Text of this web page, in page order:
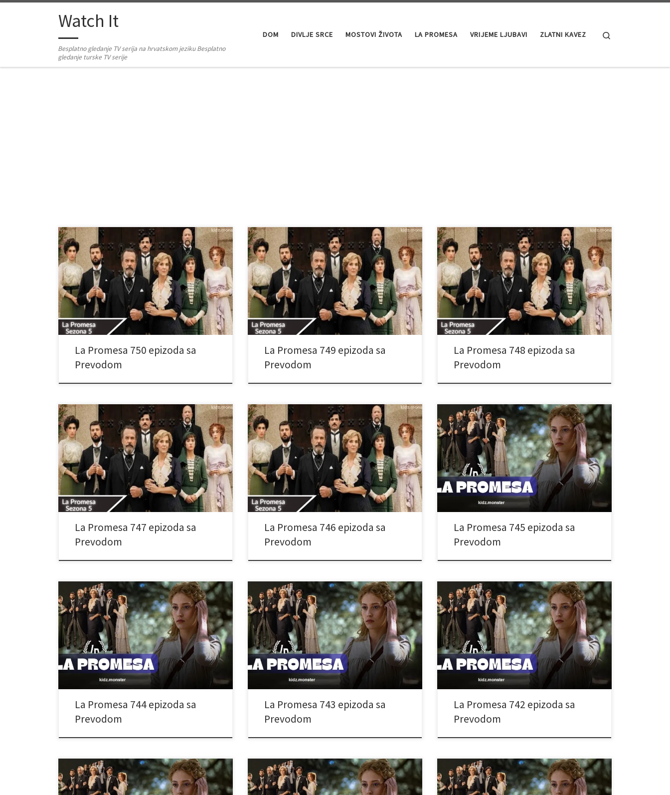
Skip to contentWatch It
Besplatno gledanje TV serija na hrvatskom jeziku Besplatno
gledanje turske TV serije
DOM DIVLJE SRCE MOSTOVI ŽIVOTA LA PROMESA VRIJEME LJUBAVI ZLATNI KAVEZ
La Promesa 750 epizoda sa
Prevodom
La Promesa 749 epizoda sa
Prevodom
La Promesa 748 epizoda sa
Prevodom
La Promesa 747 epizoda sa
Prevodom
La Promesa 746 epizoda sa
Prevodom
La Promesa 745 epizoda sa
Prevodom
La Promesa 744 epizoda sa
Prevodom
La Promesa 743 epizoda sa
Prevodom
La Promesa 742 epizoda sa
Prevodom